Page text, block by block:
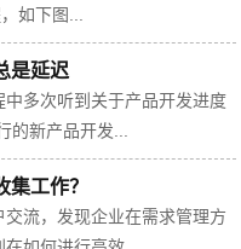
如下图...
是延迟
多次听到关于产品开发进度
的新产品开发...
工作？
流，发现企业在需求管理方